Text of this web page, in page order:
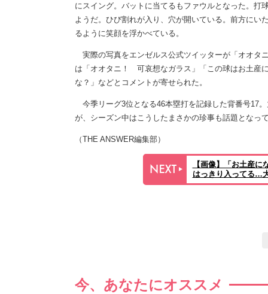
にスイング。バットに当てるもファウルとなった。打
ようだ。ひび割れが入り、穴が開いている。前方にい
るように笑顔を浮かべている。
実際の写真をエンゼルス公式ツイッターが「オオタ
は「オオタニ！ 可哀想なガラス」「この球はお土産
な？」などとコメントが寄せられた。
今季リーグ3位となる46本塁打を記録した背番号17
が、シーズン中はこうしたまさかの珍事も話題となっ
（THE ANSWER編集部）
【画像】「お土産
はっきり入ってる…
今、あなたにオススメ